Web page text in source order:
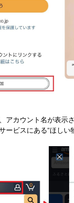
アカウント名が表示
ービスにある“ほしい